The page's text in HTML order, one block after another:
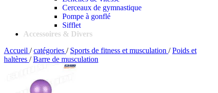
Cerceaux de gymnastique
Pompe à gonflé
Sifflet
Accessoires & Divers
Accueil / catégories / Sports de fitness et musculation / Poids et
haltères / Barre de musculation